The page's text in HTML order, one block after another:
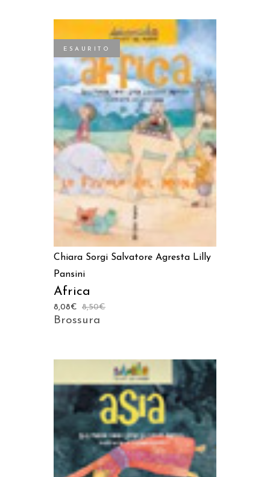
ESAURITO
LEGGI TUTTO
Chiara Sorgi Salvatore Agresta Lilly
Pansini
Africa
8,50€
8,08€
Brossura
AGGIUNGI AL CARRELLO